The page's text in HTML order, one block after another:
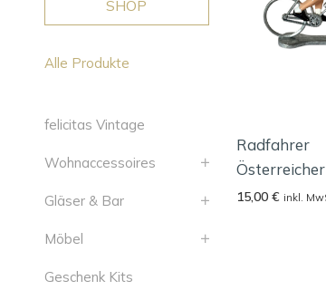
Radfahrer
Österreicher
15,00€ inkl.
SHOP
Alle Produkte
felicitas Vintage
Wohnaccessoires
Gläser & Bar
Möbel
Geschenk Kits